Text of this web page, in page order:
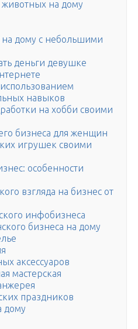
животных на дому
на дому с небольшими
деньги девушке
навыков
на хобби своими
бизнеса для женщин
игрушек своими
особенности
взгляда на бизнес от
инфобизнеса
бизнеса на дому
аксессуаров
мастерская
праздников
дому